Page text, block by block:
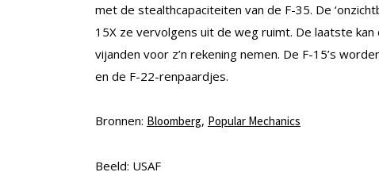
met de stealthcapaciteiten van de F-35. De
15X ze vervolgens uit de weg ruimt. De laatste kan
vijanden voor z’n rekening nemen. De F-15’s
en de F-22-renpaardjes.
Bronnen: Bloomberg, Popular Mechanics
Beeld: USAF